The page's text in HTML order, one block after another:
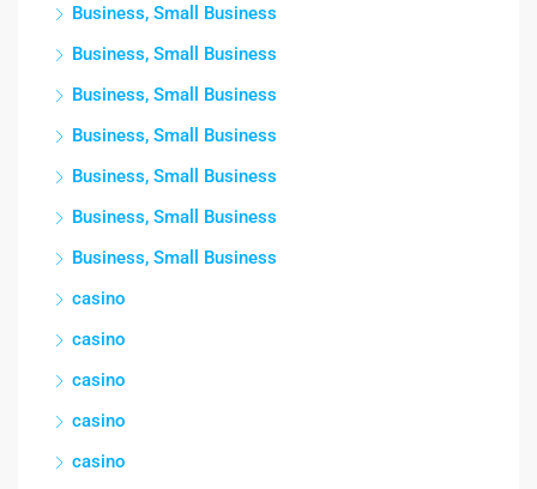
Business, Small Business
Business, Small Business
Business, Small Business
Business, Small Business
Business, Small Business
Business, Small Business
Business, Small Business
casino
casino
casino
casino
casino